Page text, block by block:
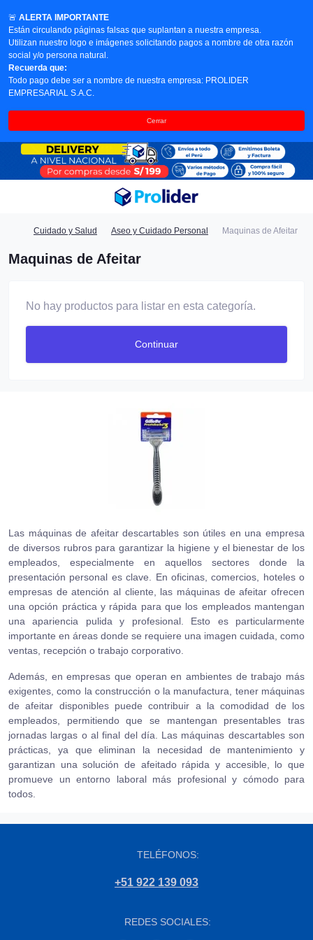
🚨 ALERTA IMPORTANTE
Están circulando páginas falsas que suplantan a nuestra empresa.
Utilizan nuestro logo e imágenes solicitando pagos a nombre de otra razón
social y/o persona natural.
Recuerda que:
Todo pago debe ser a nombre de nuestra empresa: PROLIDER
EMPRESARIAL S.A.C.
Cerrar
Cuidado y Salud Aseo y Cuidado Personal Maquinas de Afeitar
Maquinas de Afeitar
No hay productos para listar en esta categoría.
Continuar
Las máquinas de afeitar descartables son útiles en una empresa
de diversos rubros para garantizar la higiene y el bienestar de los
empleados, especialmente en aquellos sectores donde la
presentación personal es clave. En oficinas, comercios, hoteles o
empresas de atención al cliente, las máquinas de afeitar ofrecen
una opción práctica y rápida para que los empleados mantengan
una apariencia pulida y profesional. Esto es particularmente
importante en áreas donde se requiere una imagen cuidada, como
ventas, recepción o trabajo corporativo.
Además, en empresas que operan en ambientes de trabajo más
exigentes, como la construcción o la manufactura, tener máquinas
de afeitar disponibles puede contribuir a la comodidad de los
empleados, permitiendo que se mantengan presentables tras
jornadas largas o al final del día. Las máquinas descartables son
prácticas, ya que eliminan la necesidad de mantenimiento y
garantizan una solución de afeitado rápida y accesible, lo que
promueve un entorno laboral más profesional y cómodo para
todos.
TELÉFONOS:
+51 922 139 093
REDES SOCIALES: